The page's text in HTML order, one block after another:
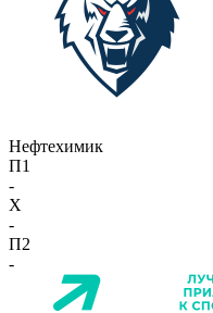
Нефтехимик
П1
-
X
-
П2
-